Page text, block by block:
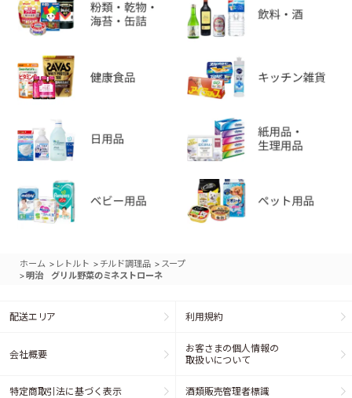
ホーム > レトルト >チルド調理品 > スープ
> 明治 グリル野菜のミネストローネ
配送エリア 利用規約
会社概要
お客さまの個人情報の
取扱いについて
特定商取引法に基づく表示 酒類販売管理者標識